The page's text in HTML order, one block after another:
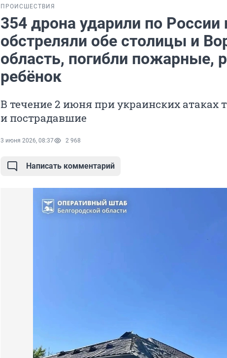
ПРОИСШЕСТВИЯ
354 дрона ударили по
обстреляли обе столицы и
область, погибли пожарные,
ребёнок
В течение 2 июня при украинских атаках
и пострадавшие
3 июня 2026, 08:37 2 968
Написать комментарий